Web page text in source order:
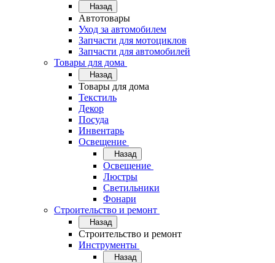
Назад
Автотовары
Уход за автомобилем
Запчасти для мотоциклов
Запчасти для автомобилей
Товары для дома
Назад
Товары для дома
Текстиль
Декор
Посуда
Инвентарь
Освещение
Назад
Освещение
Люстры
Светильники
Фонари
Строительство и ремонт
Назад
Строительство и ремонт
Инструменты
Назад